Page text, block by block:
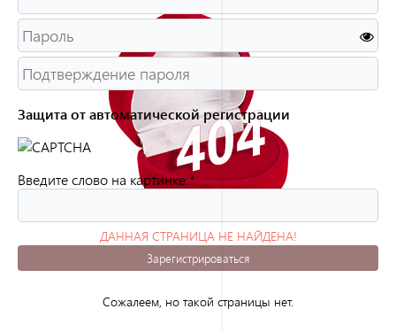
ДАННАЯ СТРАНИЦА НЕ НАЙДЕНА!
(ОШИБКА 404)
Сожалеем, но такой страницы нет.
Защита от автоматической регистрации
Введите слово на картинке:*
Зарегистрироваться